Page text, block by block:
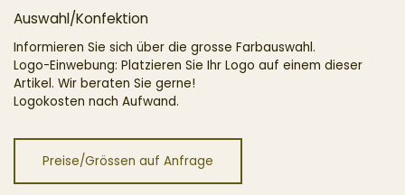
Auswahl/Konfektion
Informieren Sie sich über die grosse Farbauswahl.
Logo-Einwebung: Platzieren Sie Ihr Logo auf einem dieser
Artikel. Wir beraten Sie gerne!
Logokosten nach Aufwand.
Preise/Grössen auf Anfrage